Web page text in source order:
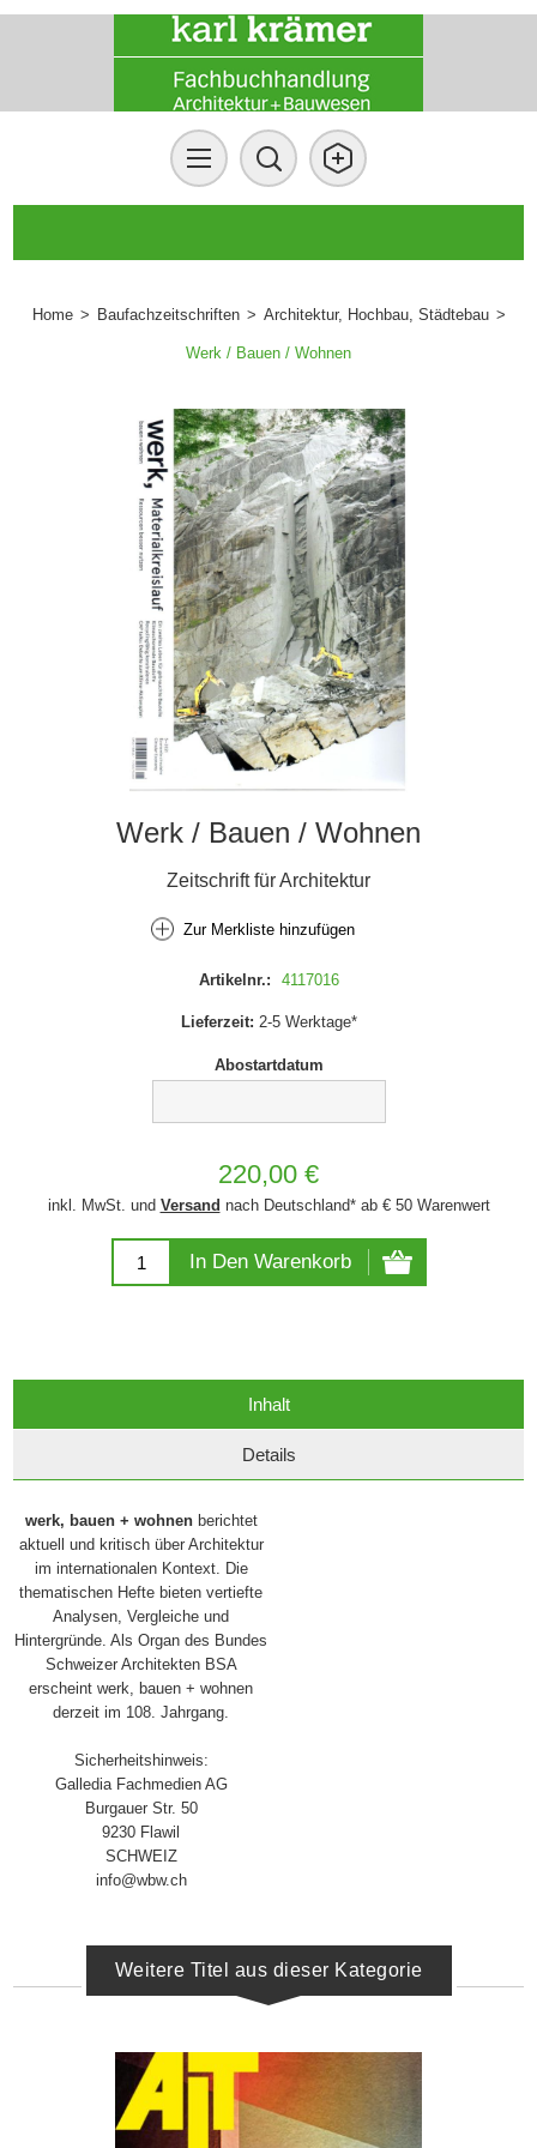
Home > Baufachzeitschriften > Architektur, Hochbau, Städtebau >
Werk / Bauen / Wohnen
Werk / Bauen / Wohnen
Zeitschrift für Architektur
Zur Merkliste hinzufügen
Artikelnr.: 4117016
Lieferzeit: 2-5 Werktage*
Abostartdatum
220,00 €
inkl. MwSt. und Versand nach Deutschland* ab € 50 Warenwert
In Den Warenkorb
Inhalt
Details
werk, bauen + wohnenberichtet
aktuell und kritisch über Architektur
im internatio­nalen Kontext. Die
thematischen Hefte bieten vertiefte
Analysen, Vergleiche und
Hintergründe. Als Organ des Bundes
Schweizer Architekten BSA
erscheint werk, bauen + wohnen
derzeit im 108. Jahrgang.
Sicherheitshinweis:
Galledia Fachmedien AG
Burgauer Str. 50
9230 Flawil
SCHWEIZ
info@wbw.ch
Weitere Titel aus dieser Kategorie